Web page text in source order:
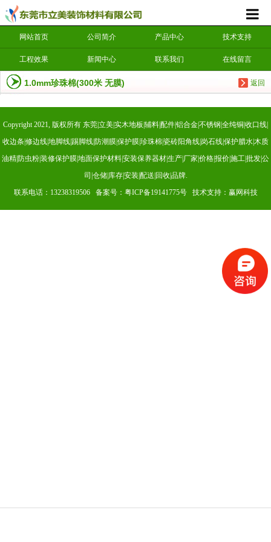
网站首页 公司简介 产品中心 技术支持
工程效果 新闻中心 联系我们 在线留言
返回
1.0mm珍珠棉(300米 无膜)
Copyright 2021, 版权所有 东莞|立美|实木地板|辅料|配件|铝合金|不锈钢|全纯铜|收口线|
收边条|修边线|地脚线|踢脚线|防潮膜|保护膜|珍珠棉|瓷砖阳角线|岗石线|保护腊水|木质
油精|防虫粉|装修保护膜|地面保护材料|安装保养器材|生产|厂家|价格|报价|施工|批发|公
司|仓储|库存|安装|配送|回收|品牌.
联系电话：13238319506 备案号： 粤ICP备19141775号 技术支持：赢网科技